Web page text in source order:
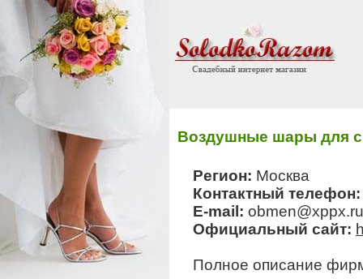
Воздушные шары для
Регион: Москва
Контактный
E-mail: obmen@xppx.ru
Официальный сайт:
Полное описание